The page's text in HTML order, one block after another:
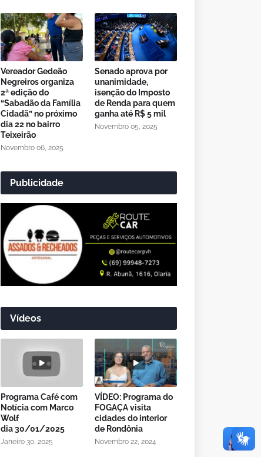
Vereador Gedeão
Negreiros organiza
2ª edição do
“Sabadão da Família
Cidadã” no próximo
dia 22 no bairro
Teixeirão
Novembro 06, 2025
Senado aprova por
unanimidade,
isenção do Imposto
de Renda para quem
ganha até R$ 5 mil
Novembro 05, 2025
Publicidade
Vídeos
Programa Café com
Notícia com Marco
Wolf
dia 30/01/2025
Janeiro 30, 2025
VÍDEO: Programa do
FOGAÇA visita
cidades do interior
de Rondônia
Novembro 22, 2024